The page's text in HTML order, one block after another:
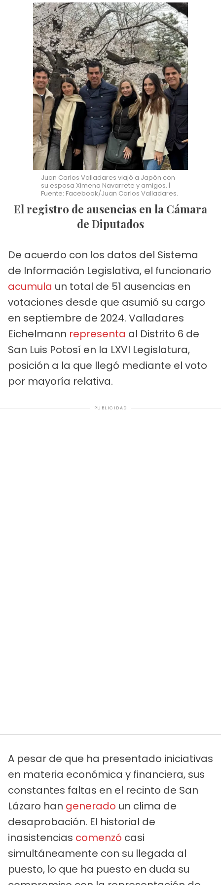
Juan Carlos Valladares viajó a Japón con
su esposa Ximena Navarrete y amigos. |
Fuente: Facebook/Juan Carlos Valladares.
El registro de ausencias en la Cámara
de Diputados
De acuerdo con los datos del Sistema
de Información Legislativa, el funcionario
acumula un total de 51 ausencias en
votaciones desde que asumió su cargo
en septiembre de 2024. Valladares
Eichelmann representa al Distrito 6 de
San Luis Potosí en la LXVI Legislatura,
posición a la que llegó mediante el voto
por mayoría relativa.
PUBLICIDAD
A pesar de que ha presentado iniciativas
en materia económica y financiera, sus
constantes faltas en el recinto de San
Lázaro han generado un clima de
desaprobación. El historial de
inasistencias comenzó casi
simultáneamente con su llegada al
puesto, lo que ha puesto en duda su